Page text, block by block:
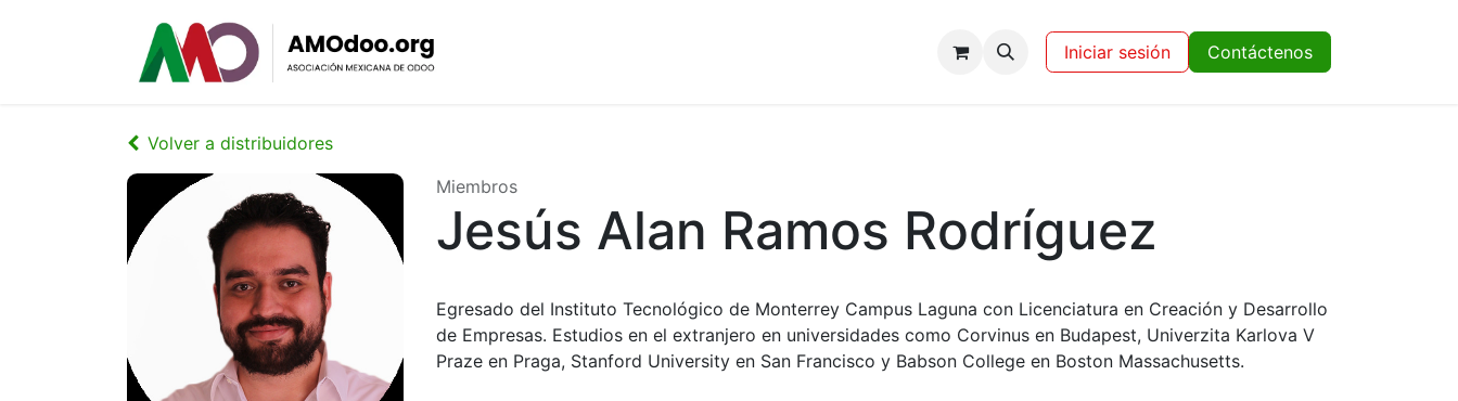
Eventos Miembros y Patrocinadores
Iniciar sesión Contáctenos
Volver a distribuidores
Miembros
Jesús Alan Ramos Rodríguez
Egresado del Instituto Tecnológico de Monterrey Campus Laguna con Licenciatura en Creación y Desarrollo
de Empresas. Estudios en el extranjero en universidades como Corvinus en Budapest, Univerzita Karlova V
Praze en Praga, Stanford University en San Francisco y Babson College en Boston Massachusetts.